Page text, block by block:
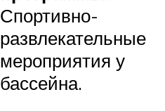
Спортивно-
развлекательные
мероприятия у
бассейна.